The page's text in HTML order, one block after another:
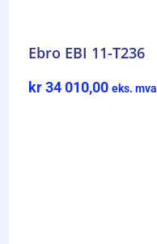
Ebro EBI 11-T236
kr34 010,00 eks. mva